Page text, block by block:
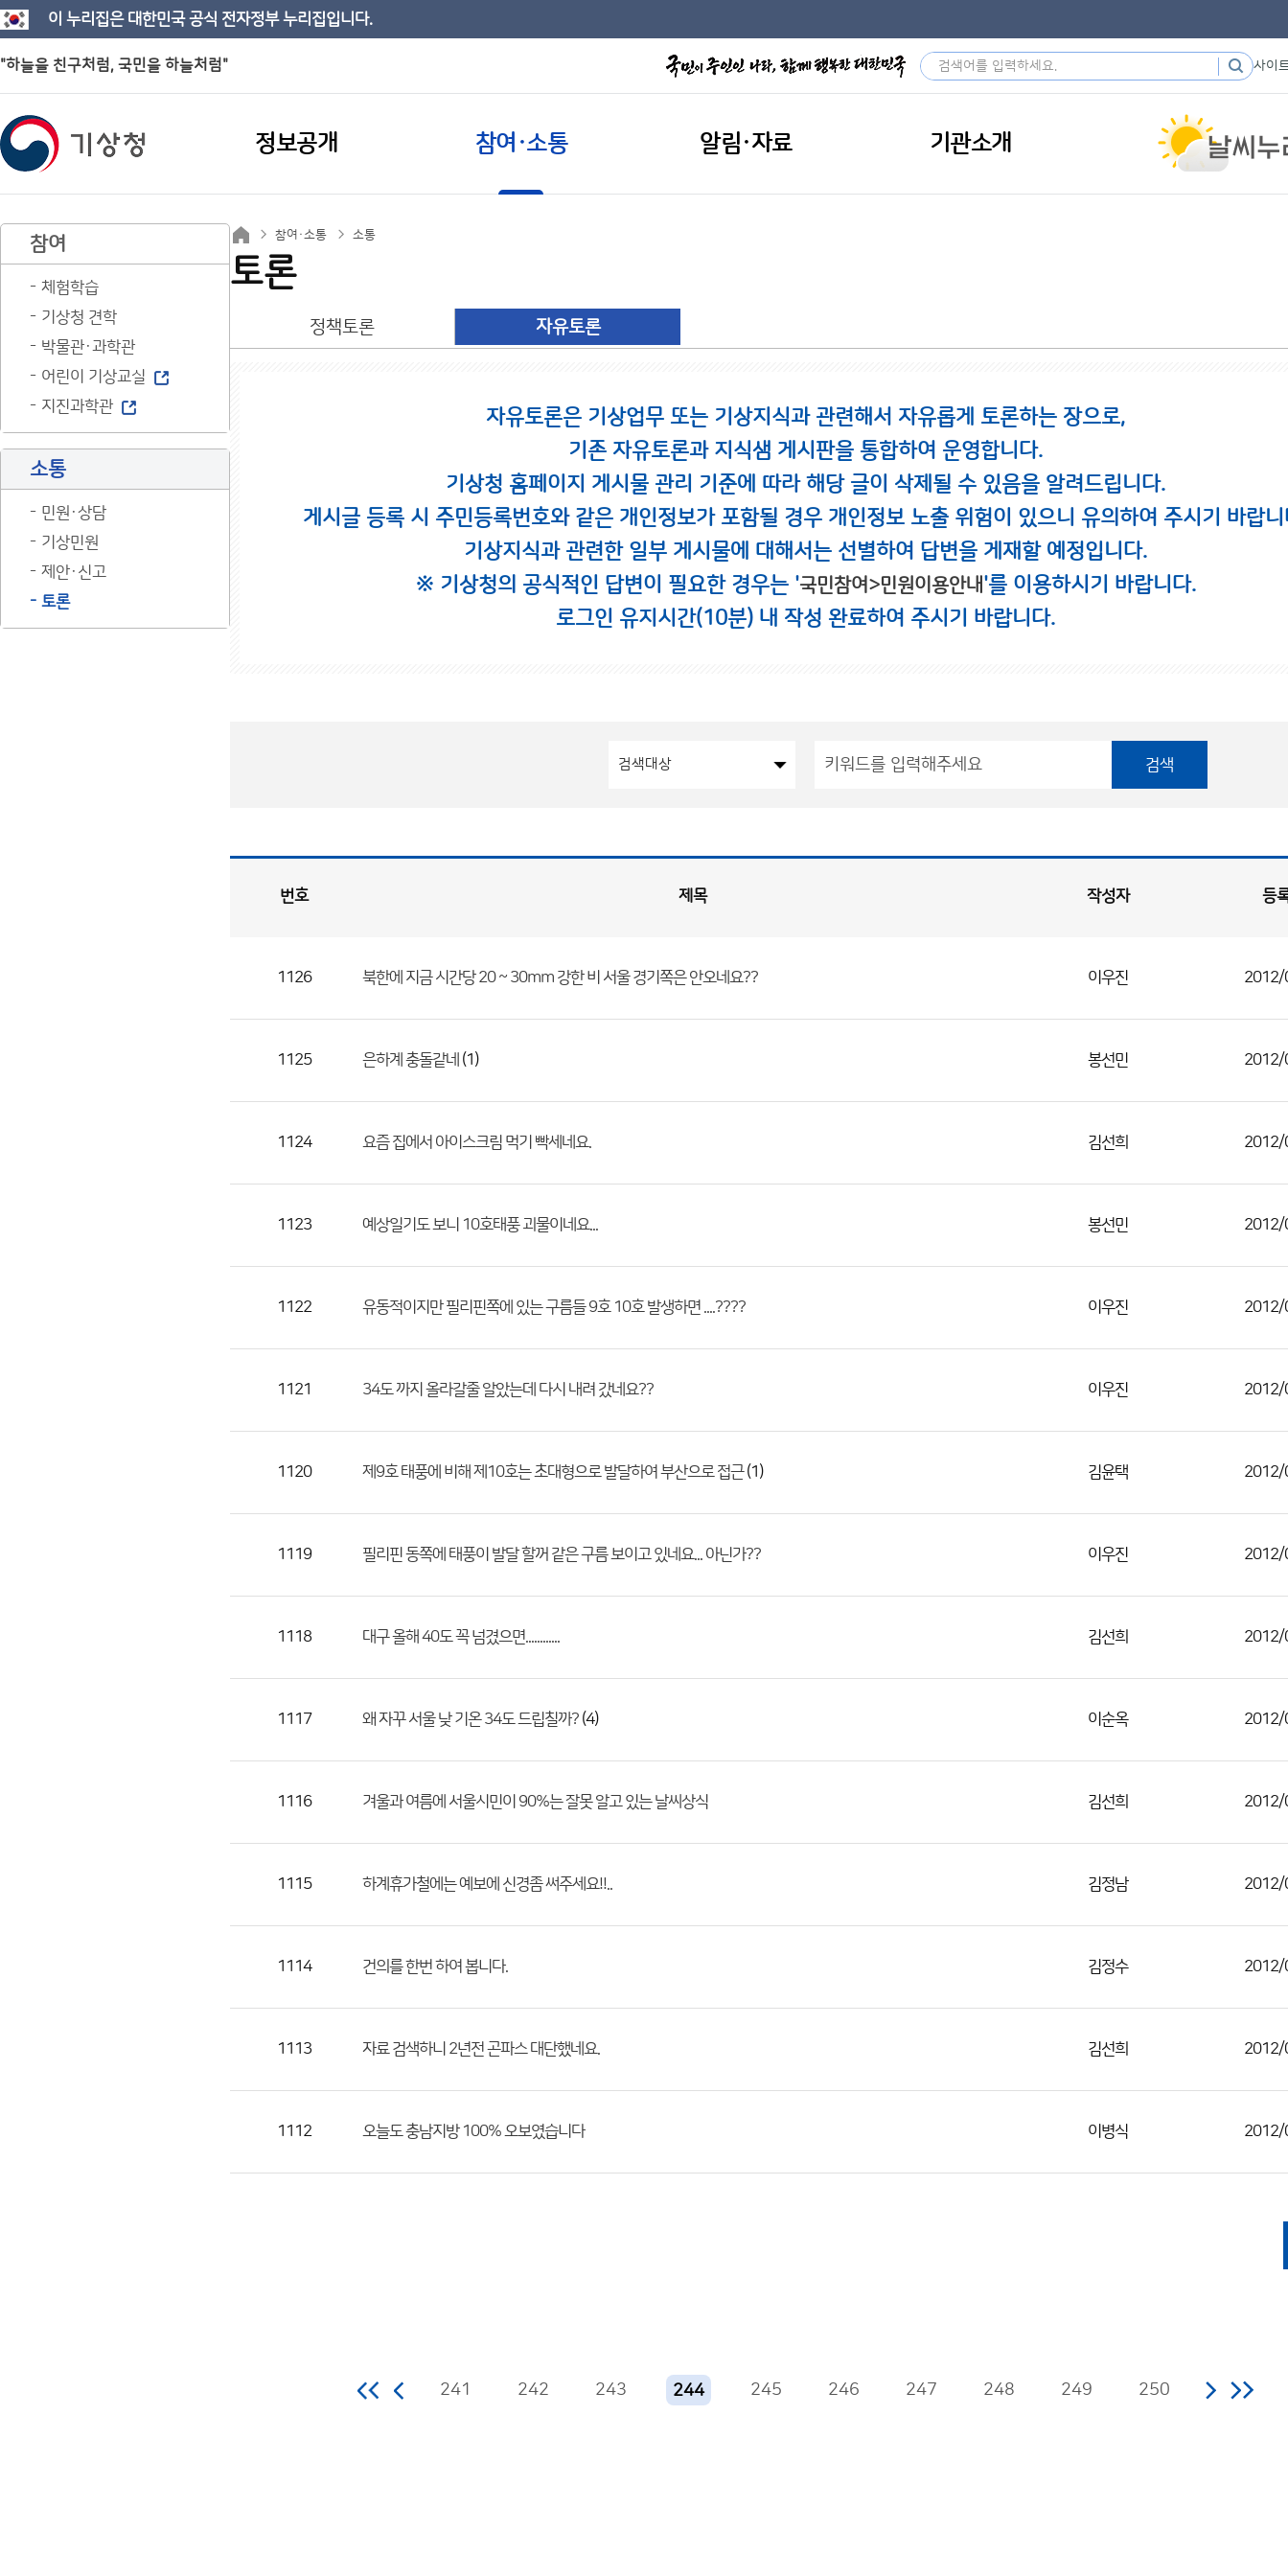
이 누리집은 대한민국 공식 전자정부 누리집입니다.
"하늘을 친구처럼, 국민을 하늘처럼" 사이
정보공개 참여·소통 알림·자료 기관소개
참여
체험학습
기상청 견학
박물관·과학관
어린이 기상교실
지진과학관
소통
민원·상담
기상민원
제안·신고
토론
참여·소통 소통
토론
정책토론 자유토론
자유토론은 기상업무 또는 기상지식과 관련해서 자유롭게 토론하는 장으로,
기존 자유토론과 지식샘 게시판을 통합하여 운영합니다.
기상청 홈페이지 게시물 관리 기준에 따라 해당 글이 삭제될 수 있음을 알려드립니다.
게시글 등록 시 주민등록번호와 같은 개인정보가 포함될 경우 개인정보 노출 위험이 있으니 유의하여 주시기 바랍니
기상지식과 관련한 일부 게시물에 대해서는 선별하여 답변을 게재할 예정입니다.
※ 기상청의 공식적인 답변이 필요한 경우는 '국민참여>민원이용안내'를 이용하시기 바랍니다.
로그인 유지시간(10분) 내 작성 완료하여 주시기 바랍니다.
검색
로
제
성
다.
번호 제목 작성자 등
1126 북한에 지금 시간당 20 ~ 30mm 강한 비 서울 경기쪽은 안오네요?? 이우진 2012/
1125 은하계 충돌같네 (1) 봉선민 2012/
1124 요즘 집에서 아이스크림 먹기 빡세네요. 김선희 2012/
1123 예상일기도 보니 10호태풍 괴물이네요... 봉선민 2012/
1122 유동적이지만 필리핀쪽에 있는 구름들 9호 10호 발생하면 ....???? 이우진 2012/
1121 34도 까지 올라갈줄 알았는데 다시 내려 갔네요?? 이우진 2012/
1120 제9호 태풍에 비해 제10호는 초대형으로 발달하여 부산으로 접근(1) 김윤택 2012/
1119 필리핀 동쪽에 태풍이 발달 할꺼 같은 구름 보이고 있네요... 아닌가?? 이우진 2012/
1118 대구 올해 40도 꼭 넘겼으면............ 김선희 2012/
1117 왜 자꾸 서울 낮 기온 34도 드립칠까? (4) 이순옥 2012/
1116 겨울과 여름에 서울시민이 90%는 잘못 알고 있는 날씨상식 김선희 2012/
1115 하계휴가철에는 예보에 신경좀 써주세요!!.. 김정남 2012/
1114 건의를 한번 하여 봅니다. 김정수 2012/
1113 자료 검색하니 2년전 곤파스 대단했네요. 김선희 2012/
1112 오늘도 충남지방 100% 오보였습니다 이병식 2012/
241 242 243 244 245 246 247 248 249 250